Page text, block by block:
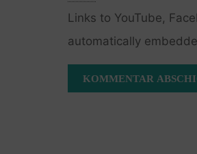
Links to YouTube,
automatically